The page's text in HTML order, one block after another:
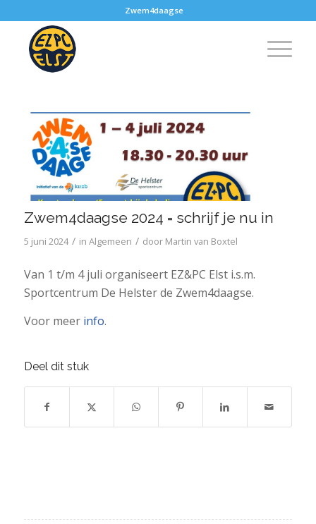
Zwem4daagse
Zwem4daagse 2024 = schrijf je nu in
5 juni 2024 / in Algemeen / door Martin van Boxtel
Van 1 t/m 4 juli organiseert EZ&PC Elst i.s.m.
Sportcentrum De Helster de Zwem4daagse.
Voor meer info.
Deel dit stuk